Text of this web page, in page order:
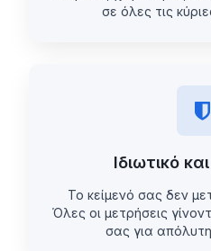
σε όλες τις
Ιδιωτικό
Το κείμενό σας δεν
Όλες οι μετρήσεις
σας για απόλυτη